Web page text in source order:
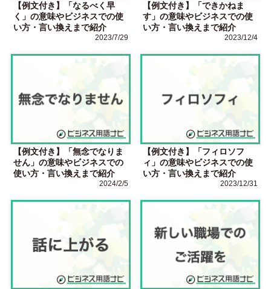
【例文付き】「なるべく早
く」の意味やビジネスでの使
い方・言い換えまで紹介
2023/7/29
【例文付き】「できかねま
す」の意味やビジネスでの使
い方・言い換えまで紹介
2023/12/4
【例文付き】「無念でなりま
せん」の意味やビジネスでの
使い方・言い換えまで紹介
2024/2/5
【例文付き】「フィロソフ
ィ」の意味やビジネスでの使
い方・言い換えまで紹介
2023/12/31